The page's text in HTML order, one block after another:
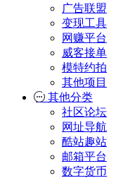
广告联盟
变现工具
网赚平台
威客接单
模特约拍
其他项目
其他分类
社区论坛
网址导航
酷站趣站
邮箱平台
数字货币